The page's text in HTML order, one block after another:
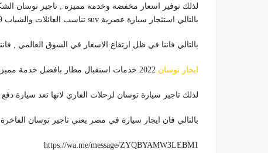
لذلك توفير اسعار مخفضة وخدمة مميزة , تاجير توسان
بالتالي استئجار سيارة عصرية suv تناسب العائلات والشباب 01099792099
بالتالي فاننا في ظل ارتفاع الاسعار في السوق العالمي ,
ايجار توسان
لذلك تاجير سيارة توسان لرحلات الفاري لانها تعد سيارة
بالتالي فان ايجار سيارة في مصر يعني تاجير توسان الفاخرة بشكلها
https://wa.me/message/ZYQBYAMW3LEBM1